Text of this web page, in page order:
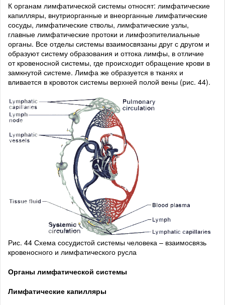
К органам лимфатической системы относят: лимфатические
капилляры, внутриорганные и внеорганные лимфатические
сосуды, лимфатические стволы, лимфатические узлы,
главные лимфатические протоки и лимфоэпителиальные
органы. Все отделы системы взаимосвязаны друг с другом и
образуют систему образования и оттока лимфы, в отличие
от кровеносной системы, где происходит обращение крови в
замкнутой системе. Лимфа же образуется в тканях и
вливается в кровоток системы верхней полой вены (рис. 44).
Рис. 44 Схема сосудистой системы человека – взаимосвязь
кровеносного и лимфатического русла
Органы лимфатической системы
Лимфатические капилляры